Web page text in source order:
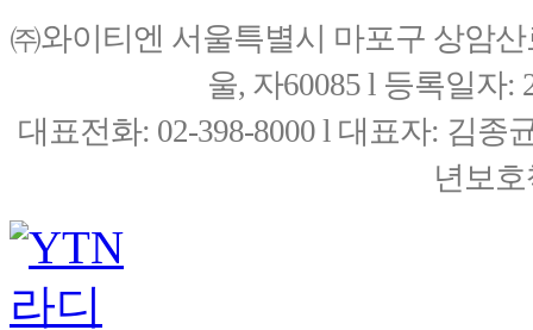
㈜와이티엔 서울특별시 마포구 상암
울, 자60085 l 등록일자:
대표전화: 02-398-8000 l 대표자: 김종
년보